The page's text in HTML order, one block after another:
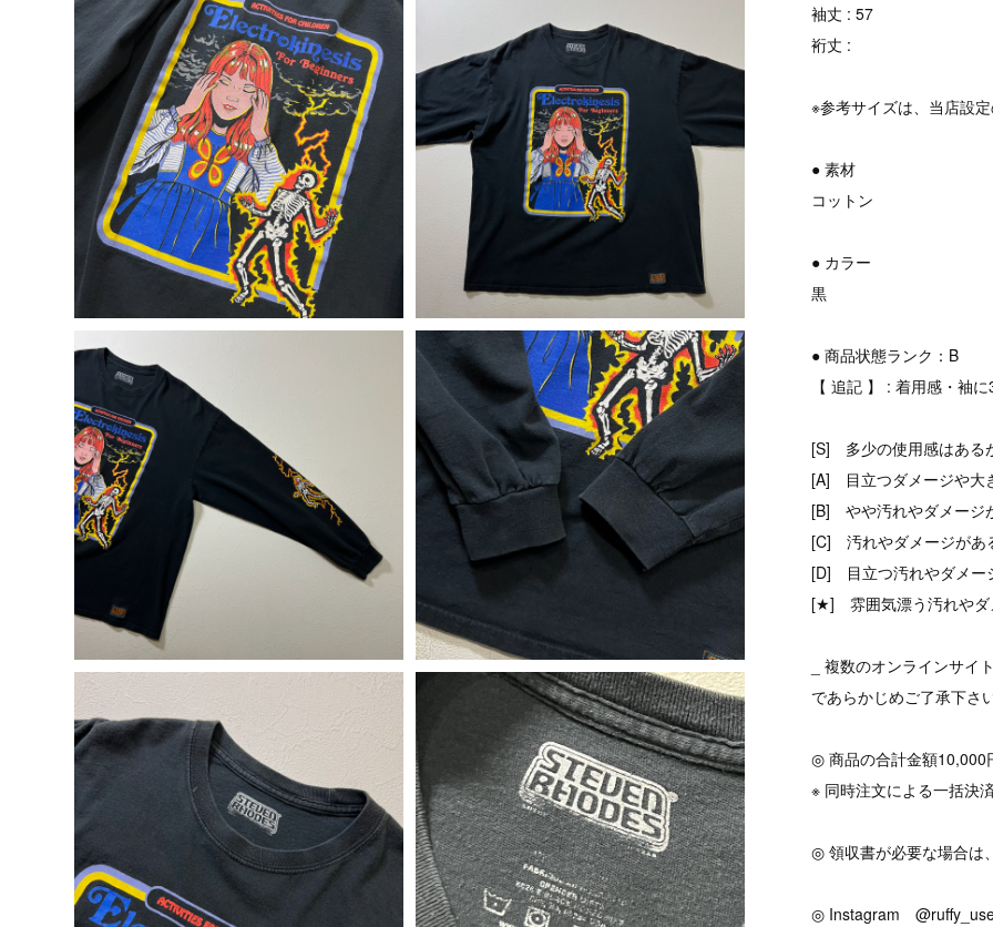
袖丈 : 57
裄丈 :
※参考サイズは、当店設
● 素材
コットン
● カラー
黒
● 商品状態ランク：B
【 追記 】 : 着用感・袖
[S] 多少の使用感はある
[A] 目立つダメージや大
[B] やや汚れやダメージ
[C] 汚れやダメージがあ
[D] 目立つ汚れやダメー
[★] 雰囲気漂う汚れやダ
_ 複数のオンラインサ
であらかじめご了承下さ
◎ 商品の合計金額10,000
※ 同時注文による一括決
◎ 領収書が必要な場合は
◎ Instagram